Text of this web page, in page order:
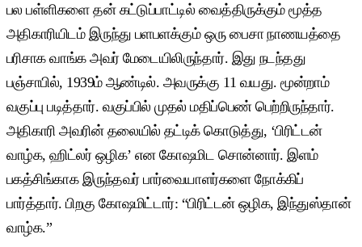
பல பள்ளிகளை தன் கட்டுப்பாட்டில் வைத்திருக்கும் மூத்த
அதிகாரியிடம் இருந்து பளபளக்கும் ஒரு பைசா நாணயத்தை
பரிசாக வாங்க அவர் மேடையிலிருந்தார். இது நடந்தது
பஞ்சாபில், 1939ம் ஆண்டில். அவருக்கு 11 வயது. மூன்றாம்
வகுப்பு படித்தார். வகுப்பில் முதல் மதிப்பெண் பெற்றிருந்தார்.
அதிகாரி அவரின் தலையில் தட்டிக் கொடுத்து, ‘பிரிட்டன்
வாழ்க, ஹிட்லர் ஒழிக’ என கோஷமிட சொன்னார். இளம்
பகத்சிங்காக இருந்தவர் பார்வையாளர்களை நோக்கிப்
பார்த்தார். பிறகு கோஷமிட்டார்: “பிரிட்டன் ஒழிக, இந்துஸ்தான்
வாழ்க.”